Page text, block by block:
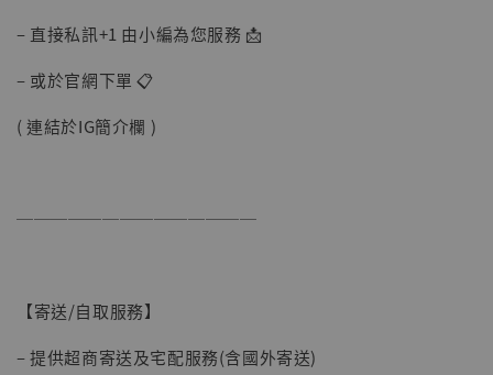
– 直接私訊+1 由小編為您服務 📩
– 或於官網下單 📋
( 連結於IG簡介欄 )
──────────────
【寄送/自取服務】
– 提供超商寄送及宅配服務(含國外寄送)